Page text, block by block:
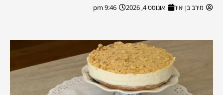
מירב בן יאיר אוגוסט 4, 2026 9:46 pm